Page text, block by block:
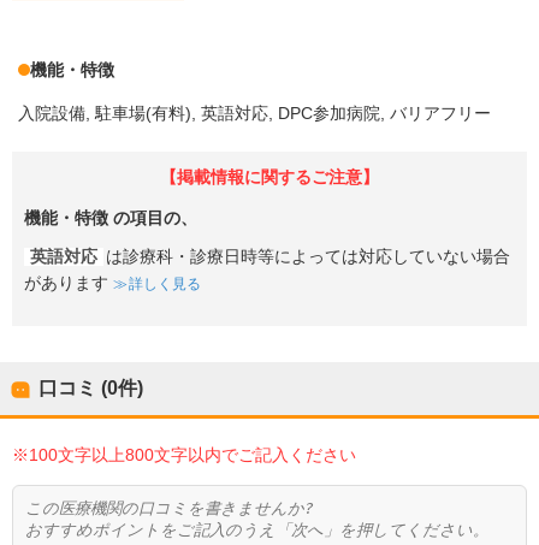
機能・特徴
入院設備 駐車場(有料) 英語対応 DPC参加病院 バリアフリー
【掲載情報に関するご注意】
機能・特徴 の項目の、
英語対応 は診療科・診療日時等によっては対応していない場合
があります
詳しく見る
口コミ (0件)
※100文字以上800文字以内でご記入ください